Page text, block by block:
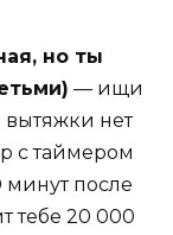
но ты
— ищи
вытяжки нет
с таймером
минут после
тебе 20 000